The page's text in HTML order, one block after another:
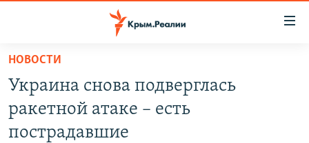
Вернуться
основному
содержанию
Вернутся
СПЕЦПРОЕКТЫ
ВОДА
НОВОСТИ
Украина снова подверглась
ракетной атаке – есть
пострадавшие